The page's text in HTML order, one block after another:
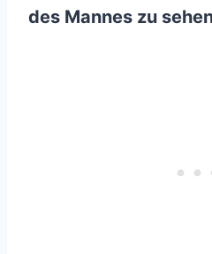
des Mannes zu